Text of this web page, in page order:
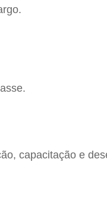
capacitação e